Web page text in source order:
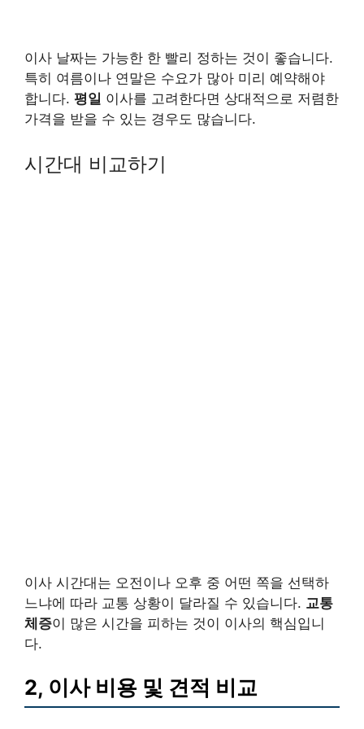
이사 날짜는 가능한 한 빨리 정하는 것이 좋습니다.
특히 여름이나 연말은 수요가 많아 미리 예약해야
합니다. 평일 이사를 고려한다면 상대적으로 저렴한
가격을 받을 수 있는 경우도 많습니다.
시간대 비교하기
이사 시간대는 오전이나 오후 중 어떤 쪽을 선택하
느냐에 따라 교통 상황이 달라질 수 있습니다. 교통
체증이 많은 시간을 피하는 것이 이사의 핵심입니
다.
2, 이사 비용 및 견적 비교